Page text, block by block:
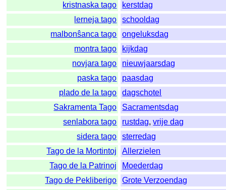
kristnaska tago
kerstdag
lerneja tago
schooldag
malbonŝanca tago
ongeluksdag
montra tago
kijkdag
novjara tago
nieuwjaarsdag
paska tago
paasdag
plado de la tago
dagschotel
Sakramenta Tago
Sacramentsdag
senlabora tago
rustdag,vrije dag
sidera tago
sterredag
Tago de la Mortintoj
Allerzielen
Tago de la Patrinoj
Moederdag
Tago de Pekliberigo
Grote Verzoendag